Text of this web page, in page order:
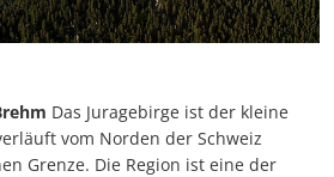
Das Juragebirge ist der kleine
vom Norden der Schweiz
Grenze. Die Region ist eine der